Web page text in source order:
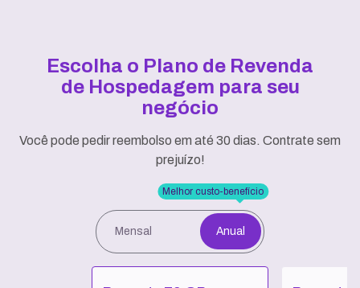
Escolha o Plano de Revenda
de Hospedagem para seu
negócio
Você pode pedir reembolso em até 30 dias. Contrate sem
prejuízo!
Mensal Anual
Melhor custo-benefício